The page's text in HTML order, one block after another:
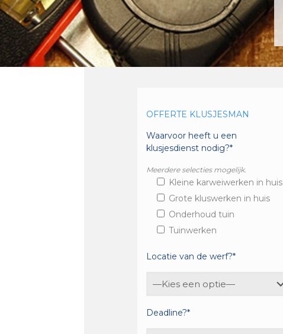
OFFERTE KLUSJESMAN
Waarvoor heeft u een
klusjesdienst nodig?*
Meerdere selecties mogelijk.
Kleine karweiwerken in huis
Grote kluswerken in huis
Onderhoud tuin
Tuinwerken
Locatie van de werf?*
Deadline?*